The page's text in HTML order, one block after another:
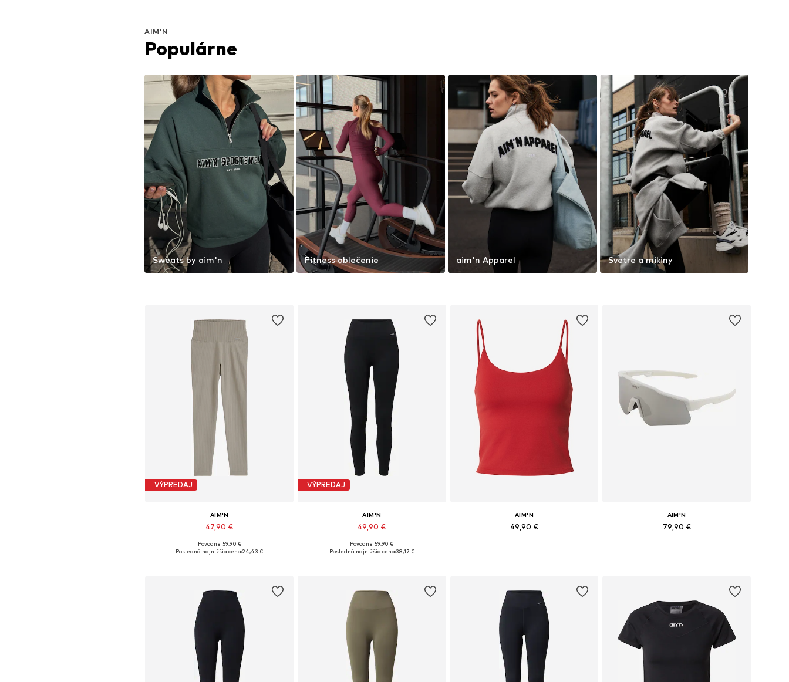
AIM'N
Populárne
Sweats by aim'n Fitness oblečenie aim'n Apparel Svetre a mikiny
VÝPREDAJ
AIM'N
47,90 €
Pôvodne: 59,90 €
Posledná najnižšia cena:24,43 €
VÝPREDAJ
AIM'N
49,90 €
Dostupné veľkosti: XS, S, M, L, XL
Pôvodne: 59,90 €
Posledná najnižšia cena:38,17 €
AIM'N
49,90 €
AIM'N
79,90 €